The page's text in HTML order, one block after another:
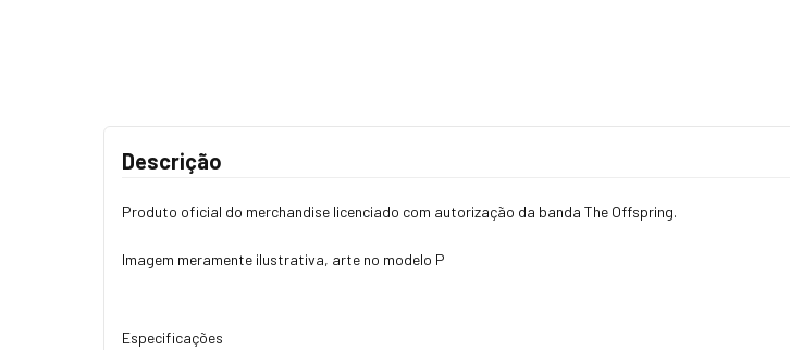
Descrição
Produto oficial do merchandise licenciado com autorização da banda The Offspring.
Imagem meramente ilustrativa, arte no modelo P
Especificações